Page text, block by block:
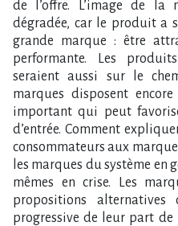
de l’offre. L’image de la
dégradée, car le produit a
grande marque : être
performante. Les
seraient aussi sur le
marques disposent
important qui peut
d’entrée. Comment
consommateurs aux
les marques du système en
mêmes en crise. Les
propositions alternatives
progressive de leur part